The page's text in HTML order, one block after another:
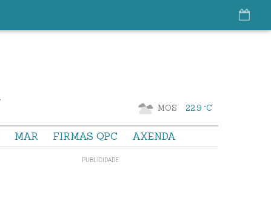
MOS 22.9 °C
MAR FIRMAS QPC AXENDA